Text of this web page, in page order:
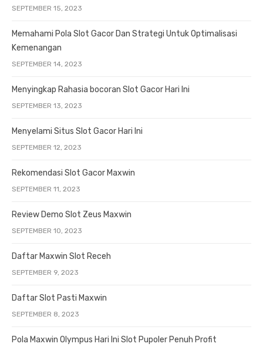
SEPTEMBER 15, 2023
Memahami Pola Slot Gacor Dan Strategi Untuk Optimalisasi
Kemenangan
SEPTEMBER 14, 2023
Menyingkap Rahasia bocoran Slot Gacor Hari Ini
SEPTEMBER 13, 2023
Menyelami Situs Slot Gacor Hari Ini
SEPTEMBER 12, 2023
Rekomendasi Slot Gacor Maxwin
SEPTEMBER 11, 2023
Review Demo Slot Zeus Maxwin
SEPTEMBER 10, 2023
Daftar Maxwin Slot Receh
SEPTEMBER 9, 2023
Daftar Slot Pasti Maxwin
SEPTEMBER 8, 2023
Pola Maxwin Olympus Hari Ini Slot Pupoler Penuh Profit